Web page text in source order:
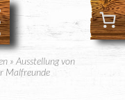
»Ausstellung von
Malfreunde